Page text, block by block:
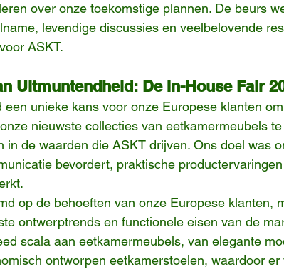
over onze toekomstige plannen. De beurs
levendige discussies en veelbelovende
ASKT.
Uitmuntendheid: De In-House Fair
een unieke kans voor onze Europese klanten
nieuwste collecties van eetkamermeubels
in de waarden die ASKT drijven. Ons doel was
bevordert, praktische
op de behoeften van onze Europese klanten,
ontwerptrends en functionele eisen van de
scala aan eetkamermeubels, van elegante
ontworpen eetkamerstoelen, waardoor